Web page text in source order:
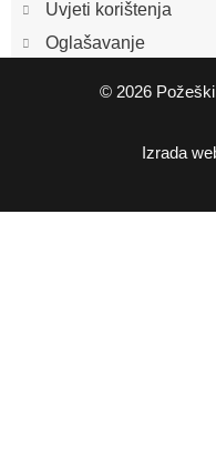
Uvjeti korištenja
Oglašavanje
© 2026
Izrada